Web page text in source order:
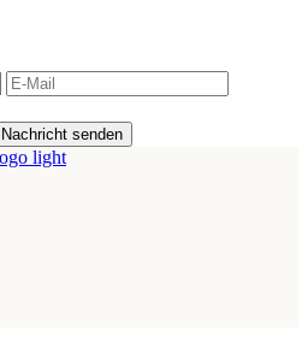
Nachricht senden